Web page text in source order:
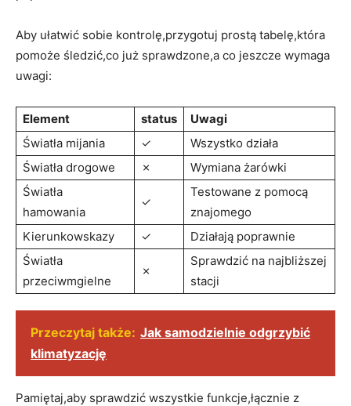
Aby ułatwić sobie kontrolę,przygotuj prostą tabelę,która
pomoże śledzić,co już sprawdzone,a co jeszcze wymaga
uwagi:
Element status
Uwagi
Światła mijania
✓
Wszystko działa
Światła drogowe
✗
Wymiana żarówki
Światła
hamowania
✓
Testowane z pomocą
znajomego
Kierunkowskazy
✓
Działają poprawnie
Światła
przeciwmgielne
✗
Sprawdzić na najbliższej
stacji
Przeczytaj także: Jak samodzielnie odgrzybić
klimatyzację
Pamiętaj,aby sprawdzić wszystkie funkcje,łącznie z